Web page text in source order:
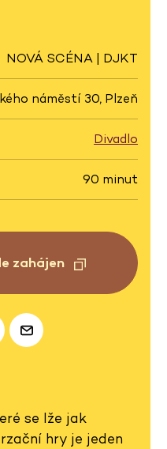
NOVÁ SCÉNA | DJKT
náměstí 30, Plzeň
Divadlo
90 minut
zahájen
se lže jak
hry je jeden